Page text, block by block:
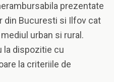
prezentate
din Bucuresti si Ilfov cat
urban si rural.
la dispozitie cu
la criteriile de